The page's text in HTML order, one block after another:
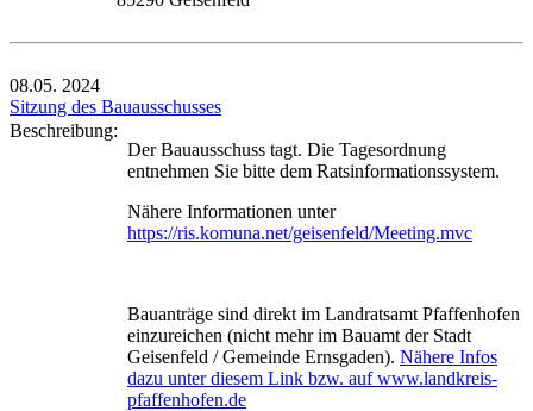
08.05. 2024
Sitzung des Bauausschusses
Beschreibung:
Der Bauausschuss tagt. Die Tagesordnung
entnehmen Sie bitte dem Ratsinformationssystem.
Nähere Informationen unter
https://ris.komuna.net/geisenfeld/Meeting.mvc
Bauanträge sind direkt im Landratsamt Pfaffenhofen
einzureichen (nicht mehr im Bauamt der Stadt
Geisenfeld / Gemeinde Ernsgaden). Nähere Infos
dazu unter diesem Link bzw. auf www.landkreis-
pfaffenhofen.de